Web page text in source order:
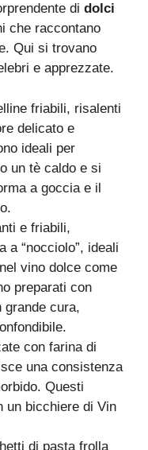
di dolci
che raccontano
Qui si trovano
e apprezzate.
friabili, risalenti
delicato e
ideali per
un tè caldo e si
a goccia e il
e friabili,
a “nocciolo”, ideali
vino dolce come
preparati con
grande cura,
con farina di
una consistenza
Questi
un bicchiere di Vin
di pasta frolla